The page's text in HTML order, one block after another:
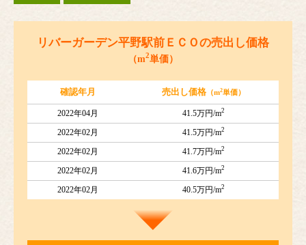
リバーガーデン平野駅前ＥＣＯの売出し価格
（m2単価）
確認年月 売出し価格（m2単価）
2022年04月 41.5万円/m2
2022年02月 41.5万円/m2
2022年02月 41.7万円/m2
2022年02月 41.6万円/m2
2022年02月 40.5万円/m2